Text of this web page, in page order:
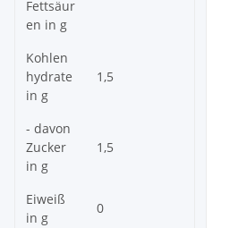
Fettsäur
en in g
Kohlen
hydrate
in g
1,5
- davon
Zucker
in g
1,5
Eiweiß
in g
0